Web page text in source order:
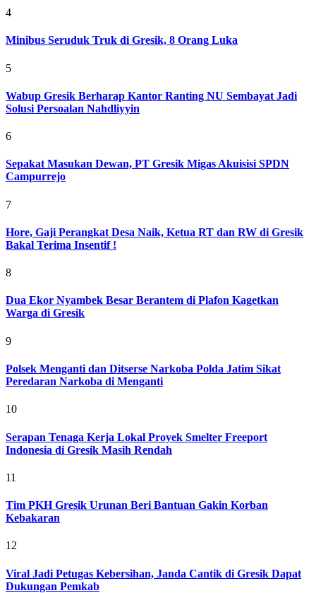
4
Minibus Seruduk Truk di Gresik, 8 Orang Luka
5
Wabup Gresik Berharap Kantor Ranting NU Sembayat Jadi
Solusi Persoalan Nahdliyyin
6
Sepakat Masukan Dewan, PT Gresik Migas Akuisisi SPDN
Campurrejo
7
Hore, Gaji Perangkat Desa Naik, Ketua RT dan RW di Gresik
Bakal Terima Insentif !
8
Dua Ekor Nyambek Besar Berantem di Plafon Kagetkan
Warga di Gresik
9
Polsek Menganti dan Ditserse Narkoba Polda Jatim Sikat
Peredaran Narkoba di Menganti
10
Serapan Tenaga Kerja Lokal Proyek Smelter Freeport
Indonesia di Gresik Masih Rendah
11
Tim PKH Gresik Urunan Beri Bantuan Gakin Korban
Kebakaran
12
Viral Jadi Petugas Kebersihan, Janda Cantik di Gresik Dapat
Dukungan Pemkab